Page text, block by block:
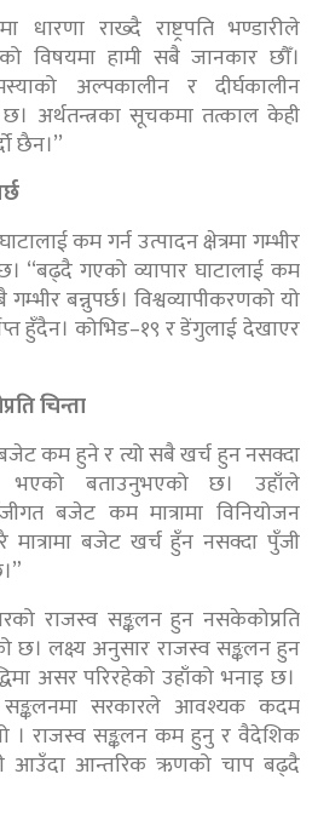
धारणा राख्दै राष्ट्रपति भण्डारीले
विषयमा हामी सबै जानकार छौँ।
अल्पकालीन र दीर्घकालीन
अर्थतन्त्रका सूचकमा तत्काल केही
छैन।’’
कम गर्न उत्पादन क्षेत्रमा गम्भीर
‘‘बढ्दै गएको व्यापार घाटालाई कम
गम्भीर बन्नुपर्छ। विश्वव्यापीकरणको यो
हुँदैन। कोभिड–१९ र डेंगुलाई देखाएर
चिन्ता
बजेट कम हुने र त्यो सबै खर्च हुन नसक्दा
भएको बताउनुभएको छ। उहाँले
बजेट कम मात्रामा विनियोजन
मात्रामा बजेट खर्च हुँन नसक्दा पुँजी
राजस्व सङ्कलन हुन नसकेकोप्रति
छ। लक्ष्य अनुसार राजस्व सङ्कलन हुन
असर परिरहेको उहाँको भनाइ छ।
सङ्कलनमा सरकारले आवश्यक कदम
। राजस्व सङ्कलन कम हुनु र वैदेशिक
आउँदा आन्तरिक ऋणको चाप बढ्दै